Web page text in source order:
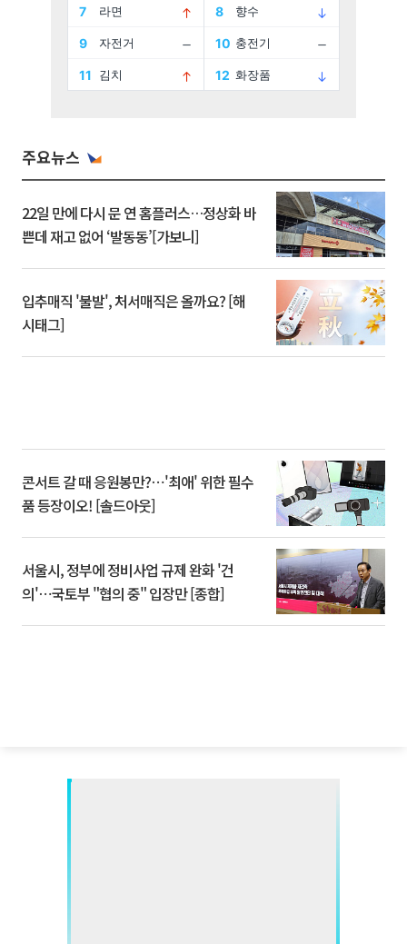
주요뉴스
22일 만에 다시 문 연 홈플러스…정상화 바
쁜데 재고 없어 ‘발동동’[가보니]
입추매직 '불발', 처서매직은 올까요? [해
시태그]
콘서트 갈 때 응원봉만?⋯'최애' 위한 필수
품 등장이오! [솔드아웃]
서울시, 정부에 정비사업 규제 완화 '건
의'⋯국토부 "협의 중" 입장만 [종합]